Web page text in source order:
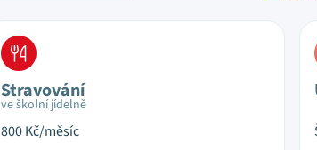
Stravování
ve školní jídelně
800Kč/měsíc